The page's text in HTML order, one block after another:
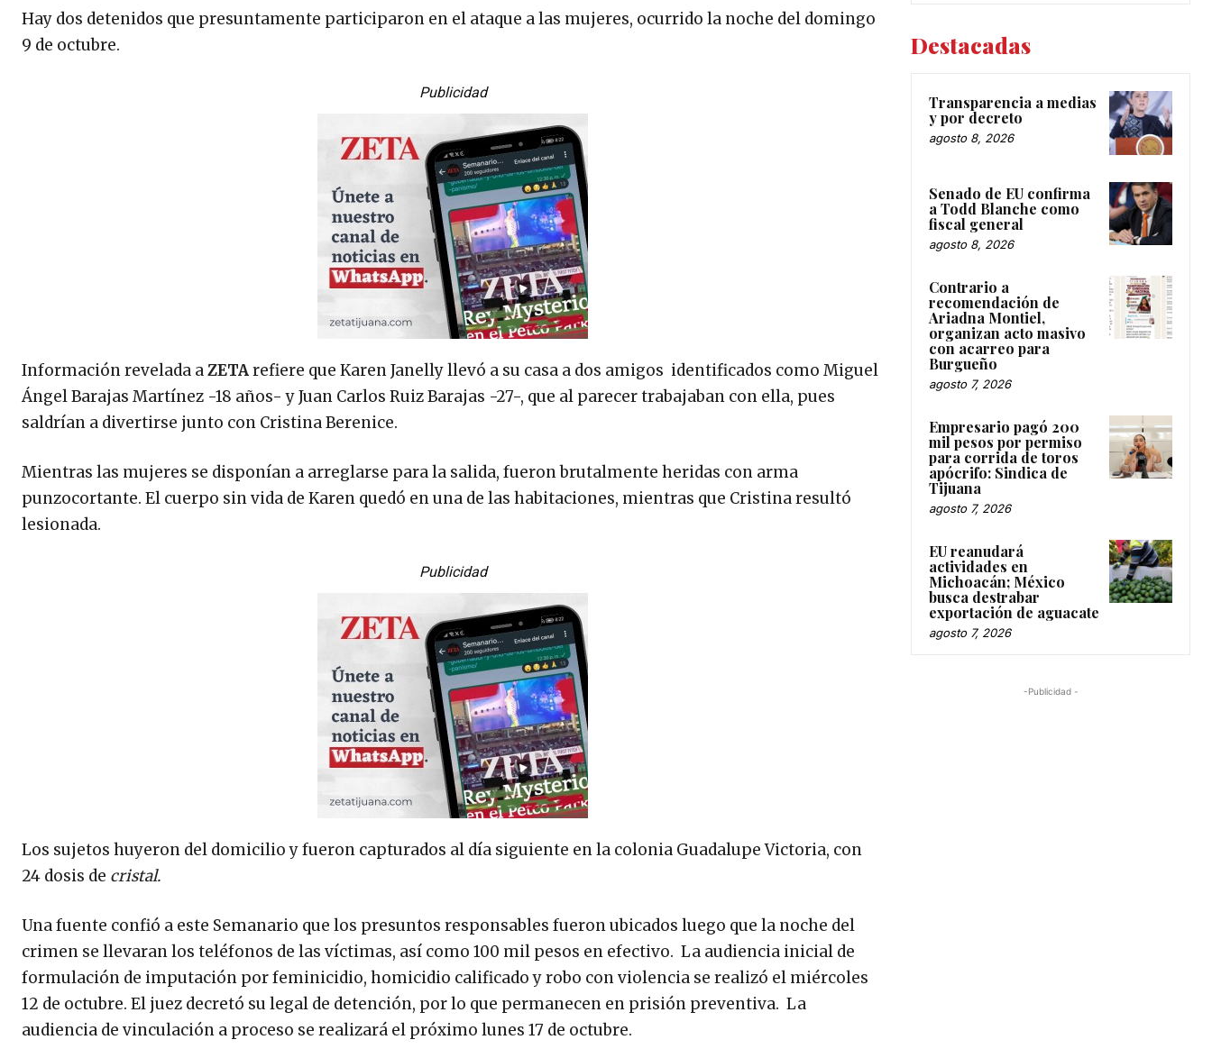
Hay dos detenidos que presuntamente participaron en el ataque a las mujeres, ocurrido la noche del domingo
9 de octubre.
Publicidad
Información revelada aZETArefiere que Karen Janelly llevó a su casa a dos amigos identificados como Miguel
Ángel Barajas Martínez -18 años- y Juan Carlos Ruiz Barajas -27-, que al parecer trabajaban con ella, pues
saldrían a divertirse junto con Cristina Berenice.
Mientras las mujeres se disponían a arreglarse para la salida, fueron brutalmente heridas con arma
punzocortante. El cuerpo sin vida de Karen quedó en una de las habitaciones, mientras que Cristina resultó
lesionada.
Publicidad
Los sujetos huyeron del domicilio y fueron capturados al día siguiente en la colonia Guadalupe Victoria, con
24 dosis de cristal.
Una fuente confió a este Semanario que los presuntos responsables fueron ubicados luego que la noche del
crimen se llevaran los teléfonos de las víctimas, así como 100 mil pesos en efectivo. La audiencia inicial de
formulación de imputación por feminicidio, homicidio calificado y robo con violencia se realizó el miércoles
12 de octubre. El juez decretó su legal de detención, por lo que permanecen en prisión preventiva. La
audiencia de vinculación a proceso se realizará el próximo lunes 17 de octubre.
Destacadas
Transparencia a medias
y por decreto
agosto 8, 2026
Senado de EU confirma
a Todd Blanche como
fiscal general
agosto 8, 2026
Contrario a
recomendación de
Ariadna Montiel,
organizan acto masivo
con acarreo para
Burgueño
agosto 7, 2026
Empresario pagó 200
mil pesos por permiso
para corrida de toros
apócrifo: Sindica de
Tijuana
agosto 7, 2026
EU reanudará
actividades en
Michoacán; México
busca destrabar
exportación de aguacate
agosto 7, 2026
-Publicidad -